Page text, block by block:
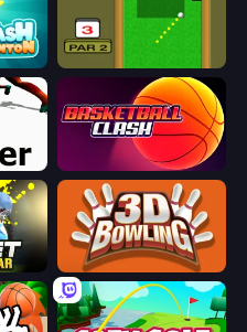
Basketball Clash
3D Bowling